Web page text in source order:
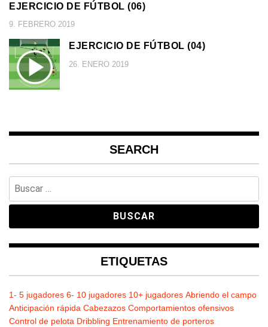
EJERCICIO DE FÚTBOL (06)
9. FEBRERO 2019
EJERCICIO DE FÚTBOL (04)
26. ENERO 2019
SEARCH
ETIQUETAS
1- 5 jugadores 6- 10 jugadores 10+ jugadores Abriendo el campo
Anticipación rápida Cabezazos Comportamientos ofensivos
Control de pelota Dribbling Entrenamiento de porteros